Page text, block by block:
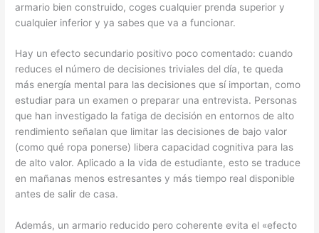
armario bien construido, coges cualquier prenda superior y
cualquier inferior y ya sabes que va a funcionar.
Hay un efecto secundario positivo poco comentado: cuando
reduces el número de decisiones triviales del día, te queda
más energía mental para las decisiones que sí importan, como
estudiar para un examen o preparar una entrevista. Personas
que han investigado la fatiga de decisión en entornos de alto
rendimiento señalan que limitar las decisiones de bajo valor
(como qué ropa ponerse) libera capacidad cognitiva para las
de alto valor. Aplicado a la vida de estudiante, esto se traduce
en mañanas menos estresantes y más tiempo real disponible
antes de salir de casa.
Además, un armario reducido pero coherente evita el «efecto